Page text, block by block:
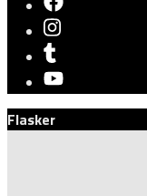
Flasker